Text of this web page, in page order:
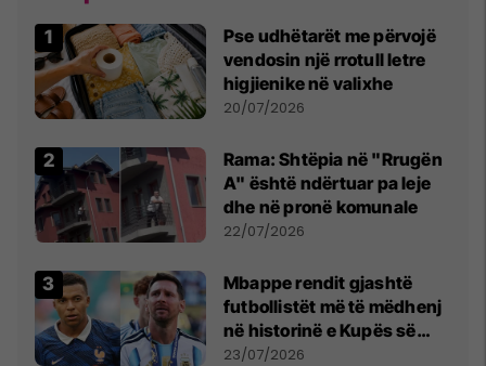
Pse udhëtarët me përvojë
vendosin një rrotull letre
higjienike në valixhe
20/07/2026
Rama: Shtëpia në "Rrugën
A" është ndërtuar pa leje
dhe në pronë komunale
22/07/2026
Mbappe rendit gjashtë
futbollistët më të mëdhenj
në historinë e Kupës së
Botës, Messi mbetet i dyti
23/07/2026